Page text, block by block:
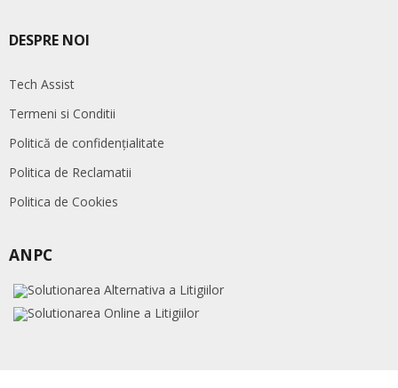
DESPRE NOI
Tech Assist
Termeni si Conditii
Politică de confidențialitate
Politica de Reclamatii
Politica de Cookies
ANPC